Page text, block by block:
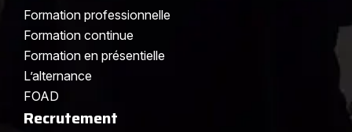
Formation professionnelle
Formation continue
Formation en présentielle
L’alternance
FOAD
Recrutement